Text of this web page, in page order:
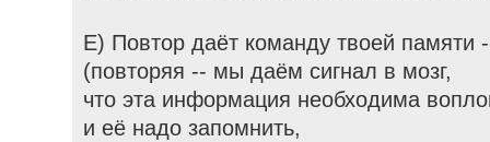
Е) Повтор даёт команду твоей памяти
(повторяя -- мы даём сигнал в мозг,
что эта информация необходима
и её надо запомнить,